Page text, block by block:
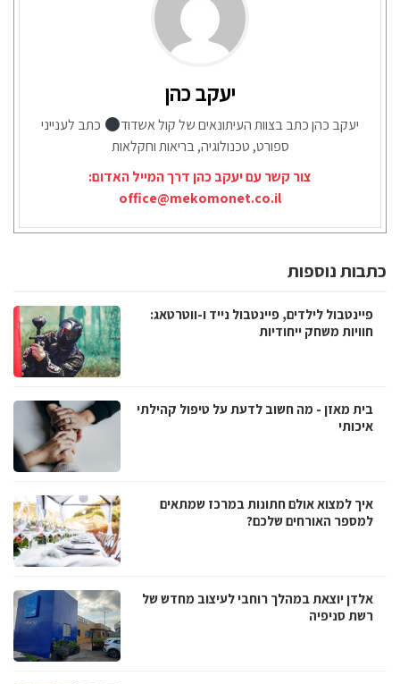
יעקב כהן
יעקב כהן כתב בצוות העיתונאים של קול אשדוד
כתב לענייני
ספורט, טכנולוגיה, בריאות וחקלאות
צור קשר עם יעקב כהן דרך המייל האדום:
office@mekomonet.co.il
כתבות נוספות
פיינטבול לילדים, פיינטבול נייד ו-ווטרטאג:
חוויות משחק ייחודיות
בית מאזן - מה חשוב לדעת על טיפול קהילתי
איכותי
איך למצוא אולם חתונות במרכז שמתאים
למספר האורחים שלכם?
אלדן יוצאת במהלך רוחבי לעיצוב מחדש של
רשת סניפיה